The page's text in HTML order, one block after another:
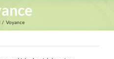
Voyance